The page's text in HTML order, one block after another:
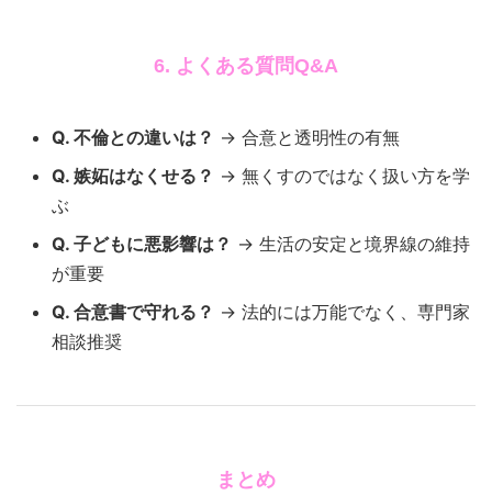
6. よくある質問Q&A
Q. 不倫との違いは？ → 合意と透明性の有無
Q. 嫉妬はなくせる？ → 無くすのではなく扱い方を学
ぶ
Q. 子どもに悪影響は？ → 生活の安定と境界線の維持
が重要
Q. 合意書で守れる？ → 法的には万能でなく、専門家
相談推奨
まとめ